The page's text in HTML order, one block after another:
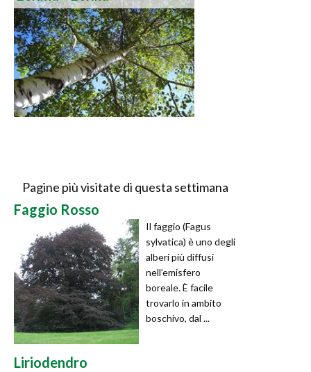
Pagine più visitate di questa settimana
Faggio Rosso
Il faggio (Fagus
sylvatica) è uno degli
alberi più diffusi
nell’emisfero
boreale. È facile
trovarlo in ambito
boschivo, dal ...
Liriodendro